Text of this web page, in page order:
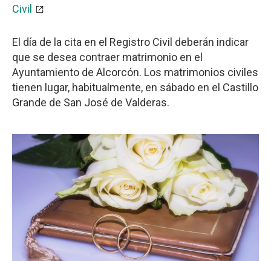
Civil
El día de la cita en el Registro Civil deberán indicar
que se desea contraer matrimonio en el
Ayuntamiento de Alcorcón. Los matrimonios civiles
tienen lugar, habitualmente, en sábado en el Castillo
Grande de San José de Valderas.